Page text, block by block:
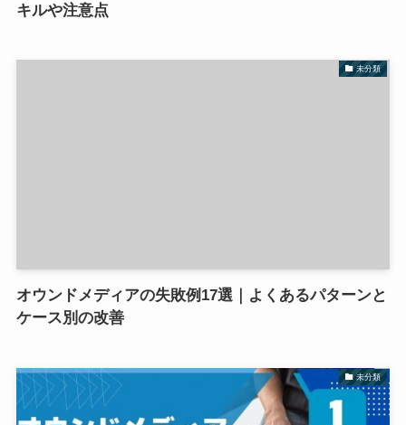
キルや注意点
未分類
オウンドメディアの失敗例17選｜よくあるパターンと
ケース別の改善
未分類